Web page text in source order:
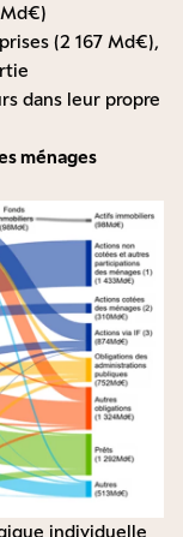
(2 167 Md€),
dans leur propre
ménages
individuelle